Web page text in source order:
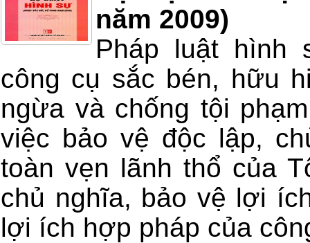
năm 2009)
Pháp luật hình
công cụ sắc bén, hữu
ngừa và chống tội
việc bảo vệ độc lập,
toàn vẹn lãnh thổ của
chủ nghĩa, bảo vệ lợi
lợi ích hợp pháp của